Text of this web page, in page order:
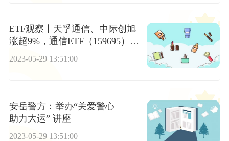
ETF观察丨天孚通信、中际创旭
涨超9%，通信ETF（159695）四
2023-05-29 13:51:00
安岳警方：举办“关爱警心——
助力大运” 讲座
2023-05-29 13:51:00